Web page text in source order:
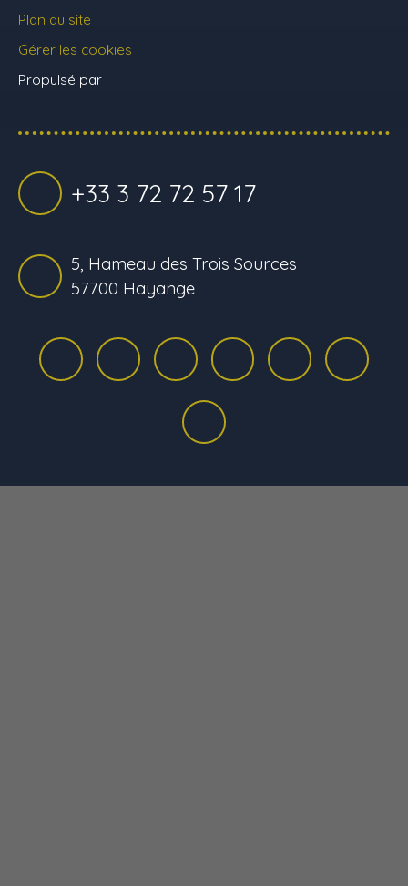
Plan du site
Gérer les cookies
Propulsé par
+33 3 72 72 57 17
5, Hameau des Trois Sources
57700 Hayange